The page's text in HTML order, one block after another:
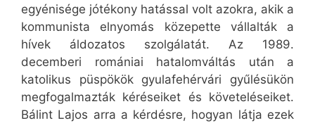
egyénisége jótékony hatással volt azokra, akik a
kommunista elnyomás közepette vállalták a
hívek áldozatos szolgálatát. Az 1989.
decemberi romániai hatalomváltás után a
katolikus püspökök gyulafehérvári gyűlésükön
megfogalmazták kéréseiket és követeléseiket.
Bálint Lajos arra a kérdésre, hogyan látja ezek